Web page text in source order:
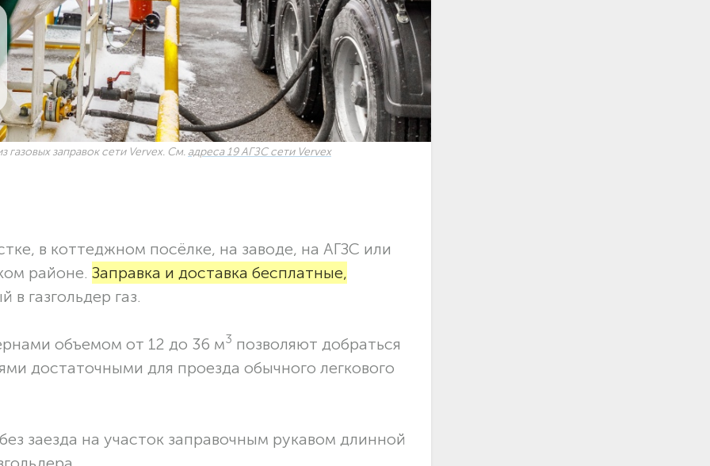
газовых заправок сети Vervex. См. адреса 19 АГЗС сети Vervex
в коттеджном посёлке, на заводе, на АГЗС или
районе. Заправка и доставка бесплатные,
в газгольдер газ.
объемом от 12 до 36 м3 позволяют добраться
достаточными для проезда обычного легкового
заезда на участок заправочным рукавом длинной